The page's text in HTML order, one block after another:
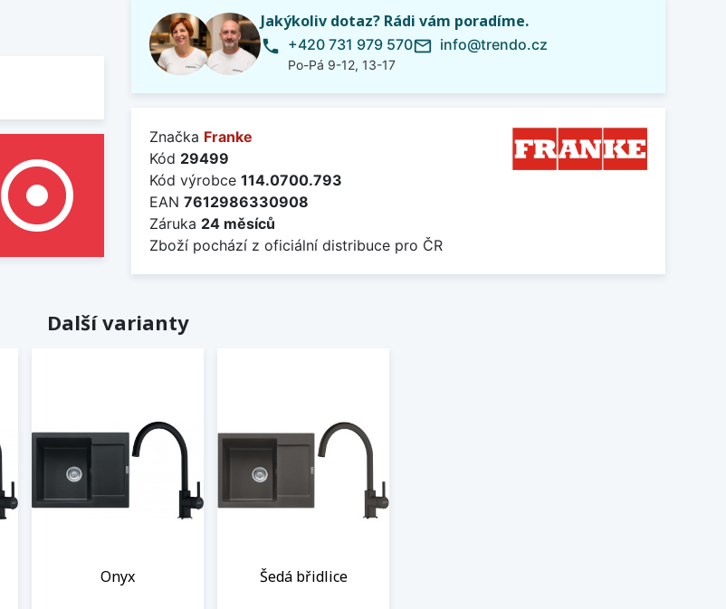
adjust
Jakýkoliv dotaz? Rádi vám poradíme.
phone +420 731 979 570
Po-Pá 9-12, 13-17
mail_outline info@trendo.cz
Značka Franke
Kód 29499
Kód výrobce 114.0700.793
EAN 7612986330908
Záruka 24 měsíců
Zboží pochází z oficiální distribuce pro ČR
Další varianty
Onyx Šedá břidlice